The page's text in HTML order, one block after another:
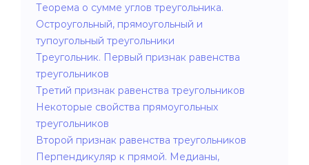
Теорема о сумме углов треугольника.
Остроугольный, прямоугольный и
тупоугольный треугольники
Треугольник. Первый признак равенства
треугольников
Третий признак равенства треугольников
Некоторые свойства прямоугольных
треугольников
Второй признак равенства треугольников
Перпендикуляр к прямой. Медианы,